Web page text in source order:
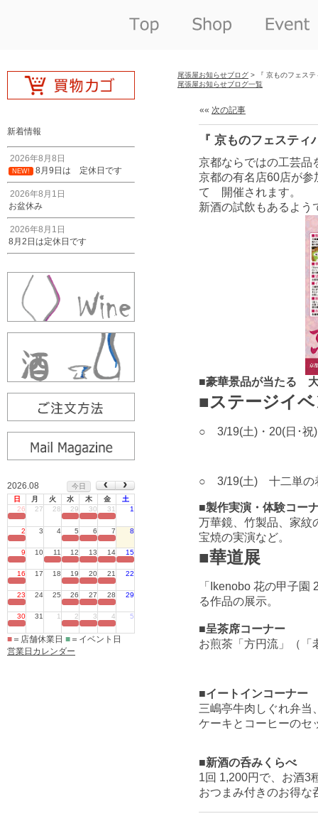
新着情報
2026年8月8日
NEW! 8月9日は 定休日です
2026年8月1日
お盆休み
2026年8月1日
8月2日は定休日です
2026.08
今日
日
月 火 水 木 金
土
26
27 28 29 30 31 1
2 3 4 5 6 7 8
9 10 11 12 13 14 15
16 17 18 19 20 21 22
23 24 25 26 27 28 29
30 31 1 2 3 4 5
■ ＝店舗休業日 ■ ＝イベント日
営業日カレンダー
尾張屋お知らせブログ > 『 京ものフェス
尾張屋お知らせブログ一覧
«« 次の記事
『 京ものフェスティ
京都ならではの工芸品
京都の有名店60店が
て 開催されます。
新酒の試飲もあるよう
■豪華景品が当たる
■ステージイ
○ 3/19(土)・20(日･
○ 3/19(土) 十二単の
■製作実演・体験コー
万華鏡、竹製品、家紋
宝焼の実演など。
■華道展
「Ikenobo 花の甲子
る作品の展示。
■呈茶席コーナー
お煎茶「方円流」（
■イートインコーナー
三嶋亭牛肉しぐれ弁当
ケーキとコーヒーのセ
■新酒の呑みくらべ
1回 1,200円で、お酒3
おつまみ付きのお得な